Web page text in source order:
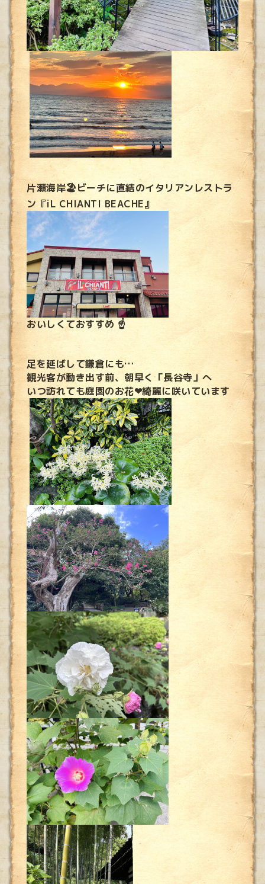
片瀬海岸🏖ビーチに直結のイタリアンレストラ
ン『iL CHIANTI BEACHE』
おいしくておすすめ ☝️
足を延ばして鎌倉にも…
観光客が動き出す前、朝早く「長谷寺」へ
いつ訪れても庭園のお花❤綺麗に咲いています